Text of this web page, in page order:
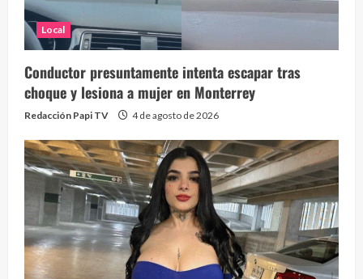
Local
Conductor presuntamente intenta escapar tras
choque y lesiona a mujer en Monterrey
Redacción Papi TV 4 de agosto de 2026